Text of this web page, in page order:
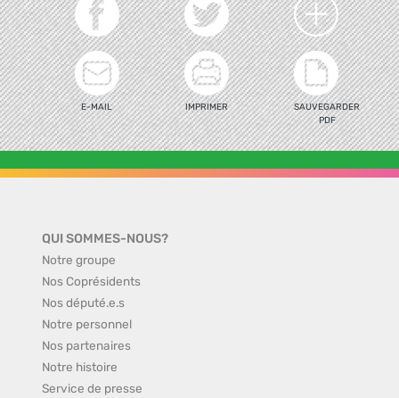
E-MAIL IMPRIMER
SAUVEGARDER
PDF
QUI SOMMES-NOUS?
Notre groupe
Nos Coprésidents
Nos député.e.s
Notre personnel
Nos partenaires
Notre histoire
Service de presse